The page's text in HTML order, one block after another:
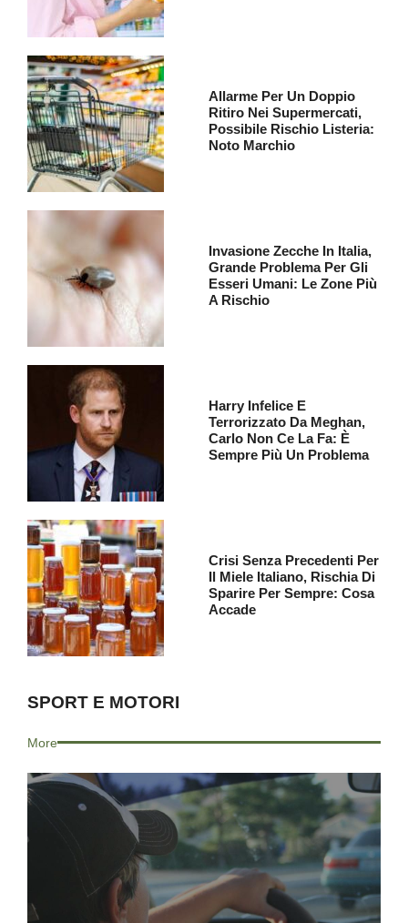
Allarme Per Un Doppio
Ritiro Nei Supermercati,
Possibile Rischio Listeria:
Noto Marchio
Invasione Zecche In Italia,
Grande Problema Per Gli
Esseri Umani: Le Zone Più
A Rischio
Harry Infelice E
Terrorizzato Da Meghan,
Carlo Non Ce La Fa: È
Sempre Più Un Problema
Crisi Senza Precedenti Per
Il Miele Italiano, Rischia Di
Sparire Per Sempre: Cosa
Accade
SPORT E MOTORI
More